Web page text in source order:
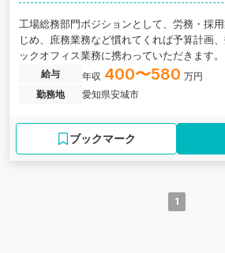
工場総務部門ポジションとして、労務・採
じめ、庶務業務など慣れてくれば予算計画
ックオフィス業務に携わっていただきます
ーとして、会社全体を支える役割を担って
おります。 当社は、大阪府大阪市に本社を
持つTOWA TOHKENのグループ企業です。
掛け、素材の特性を活かした最適な製品づ
量生産から多品種少量生産まで柔軟に対応
給与 年収 400〜580 万円
勤務地
愛知県安城市
ブックマーク
1